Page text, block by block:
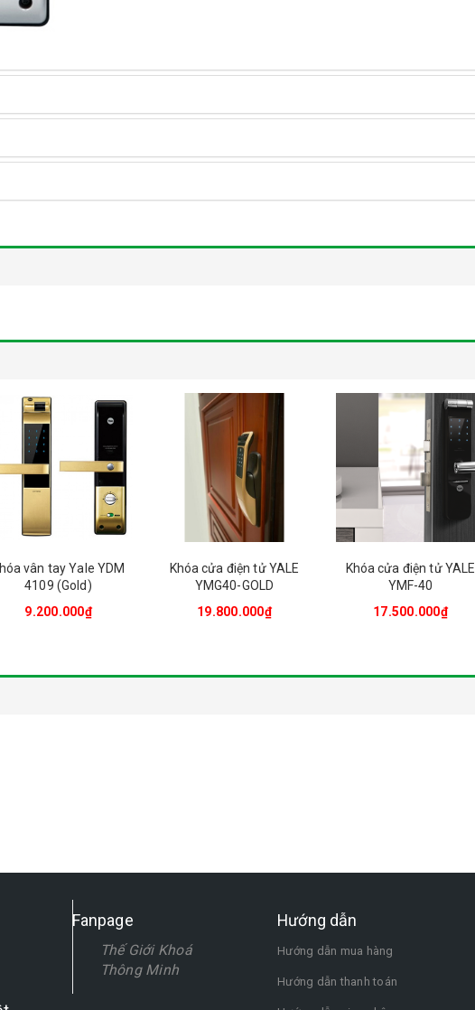
vân tay Yale YDM
4109 (Gold)
9.200.000₫
Khóa cửa điện tử YALE
YMG40-GOLD
19.800.000₫
Khóa cửa điện tử YALE
YMF-40
17.500.000₫
Fanpage
Thế Giới Khoá
Thông Minh
Hướng dẫn
Hướng dẫn mua hàng
Hướng dẫn thanh toán